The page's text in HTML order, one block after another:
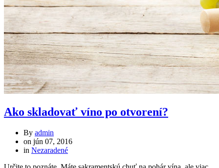
Ako skladovať víno po otvorení?
By admin
on jún 07, 2016
in Nezaradené